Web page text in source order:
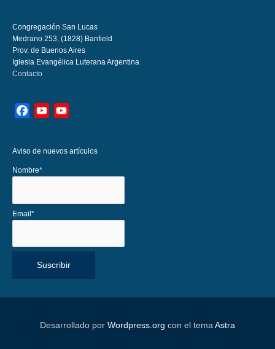
Congregación San Lucas
Medrano 253, (1828) Banfield
Prov. de Buenos Aires
Iglesia Evangélica Luterana Argentina
Contacto
FacebookYouTube
Aviso de nuevos artículos
Nombre*
Email*
Desarrollado por Wordpress.org con el tema Astra